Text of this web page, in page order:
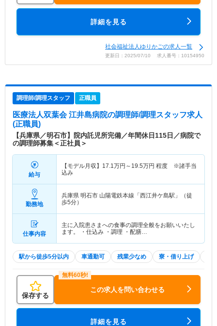
詳細を見る
社会福祉法人ゆりかごの求人一覧
更新日：2025/07/10 求人番号：10154950
調理師/調理スタッフ 正職員
医療法人双葉会 江井島病院の調理師/調理スタッフ求人
(正職員)
【兵庫県／明石市】院内託児所完備／年間休日115日／病院で
の調理師募集＜正社員＞
給与
【モデル月収】 17.1万円～ 19.5万円 程度 ※諸手当
込み
勤務地
兵庫県 明石市 山陽電鉄本線「西江井ケ島駅」（徒
歩5分）
仕事内容
主に入院患さまへの食事の調理全般をお願いいたし
ます。 ・仕込み ・調理 ・配膳…
駅から徒歩5分以内 車通勤可 残業少なめ 寮・借り上げ
保存する
この求人を問い合わせる
詳細を見る